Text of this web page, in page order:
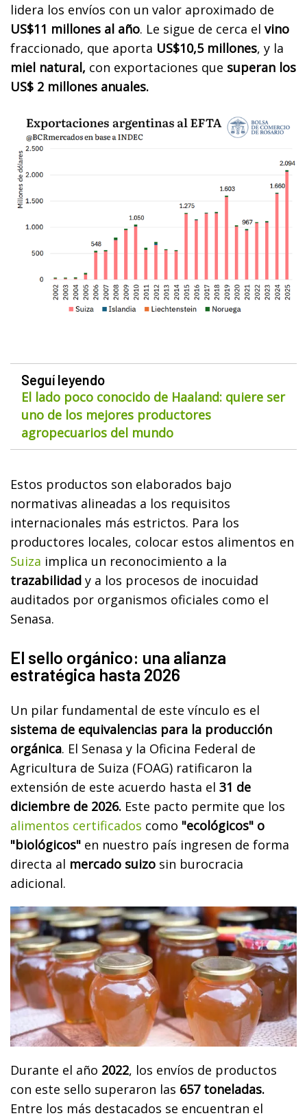
lidera los envíos con un valor aproximado de
US$11 millones al año. Le sigue de cerca el vino
fraccionado, que aporta US$10,5 millones, y la
miel natural, con exportaciones que superan los
US$ 2 millones anuales.
Seguí leyendo
El lado poco conocido de Haaland: quiere ser
uno de los mejores productores
agropecuarios del mundo
Estos productos son elaborados bajo
normativas alineadas a los requisitos
internacionales más estrictos. Para los
productores locales, colocar estos alimentos en
Suiza implica un reconocimiento a la
trazabilidad y a los procesos de inocuidad
auditados por organismos oficiales como el
Senasa.
El sello orgánico: una alianza
estratégica hasta 2026
Un pilar fundamental de este vínculo es el
sistema de equivalencias para la producción
orgánica. El Senasa y la Oficina Federal de
Agricultura de Suiza (FOAG) ratificaron la
extensión de este acuerdo hasta el 31 de
diciembre de 2026. Este pacto permite que los
alimentos certificados como "ecológicos" o
"biológicos" en nuestro país ingresen de forma
directa al mercado suizo sin burocracia
adicional.
Durante el año 2022, los envíos de productos
con este sello superaron las 657 toneladas.
Entre los más destacados se encuentran el